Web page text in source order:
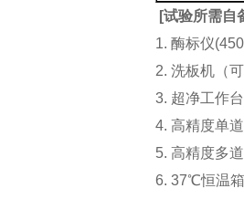
[试验所需自
1. 酶标仪
2. 洗板机（
3. 超净工作
4. 高精度单
5. 高精度多
6. 37℃恒温